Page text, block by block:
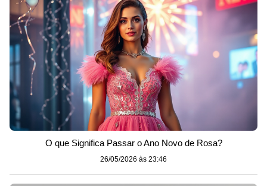
O que Significa Passar o Ano Novo de Rosa?
26/05/2026 às 23:46